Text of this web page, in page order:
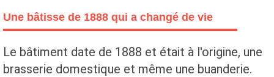
Une bâtisse de 1888 qui a changé de vie
Le bâtiment date de 1888 et était à l'origine, une
brasserie domestique et même une buanderie.